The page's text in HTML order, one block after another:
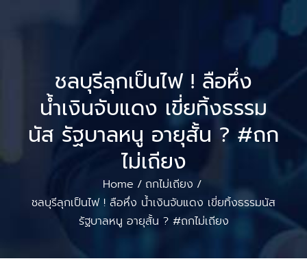
ชลบุรีลุกเป็นไฟ ! ลือหึ่ง
น้ำเงินจับแดง เขี่ยทิ้งธรรม
นัส รัฐบาลหนู อายุสั้น ? #ถก
ไม่เถียง
Home / ถกไม่เถียง /
ชลบุรีลุกเป็นไฟ ! ลือหึ่ง น้ำเงินจับแดง เขี่ยทิ้งธรรมนัส
รัฐบาลหนู อายุสั้น ? #ถกไม่เถียง